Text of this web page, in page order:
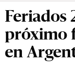
Feriados
próximo
en